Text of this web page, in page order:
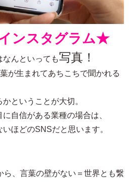
ンスタグラム★
んといっても写真！
が生まれてあちこちで聞かれる
ということが大切。
自信がある業種の場合は、
ほどのSNSだと思います。
ら、言葉の壁がない＝世界とも繋